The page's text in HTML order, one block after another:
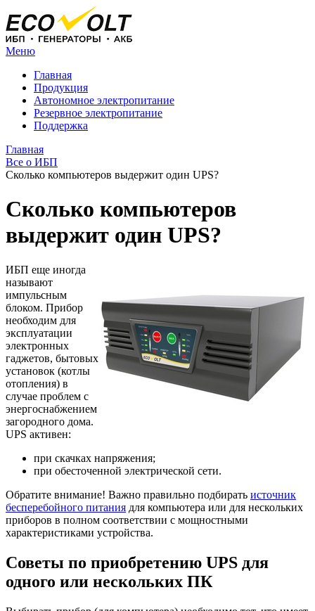
Меню
Главная
Продукция
Автономное электропитание
Резервное электропитание
Поддержка
Главная
Все о ИБП
Сколько компьютеров выдержит один UPS?
Сколько компьютеров
выдержит один UPS?
ИБП еще иногда
называют
импульсным
блоком. Прибор
необходим для
эксплуатации
электронных
гаджетов, бытовых
установок (котлы
отопления) в
случае проблем с
энергоснабжением
загородного дома.
UPS активен:
при скачках напряжения;
при обесточенной электрической сети.
Обратите внимание! Важно правильно подбирать источник
бесперебойного питания для компьютера или для нескольких
приборов в полном соответствии с мощностными
характеристиками устройства.
Советы по приобретению UPS для
одного или нескольких ПК